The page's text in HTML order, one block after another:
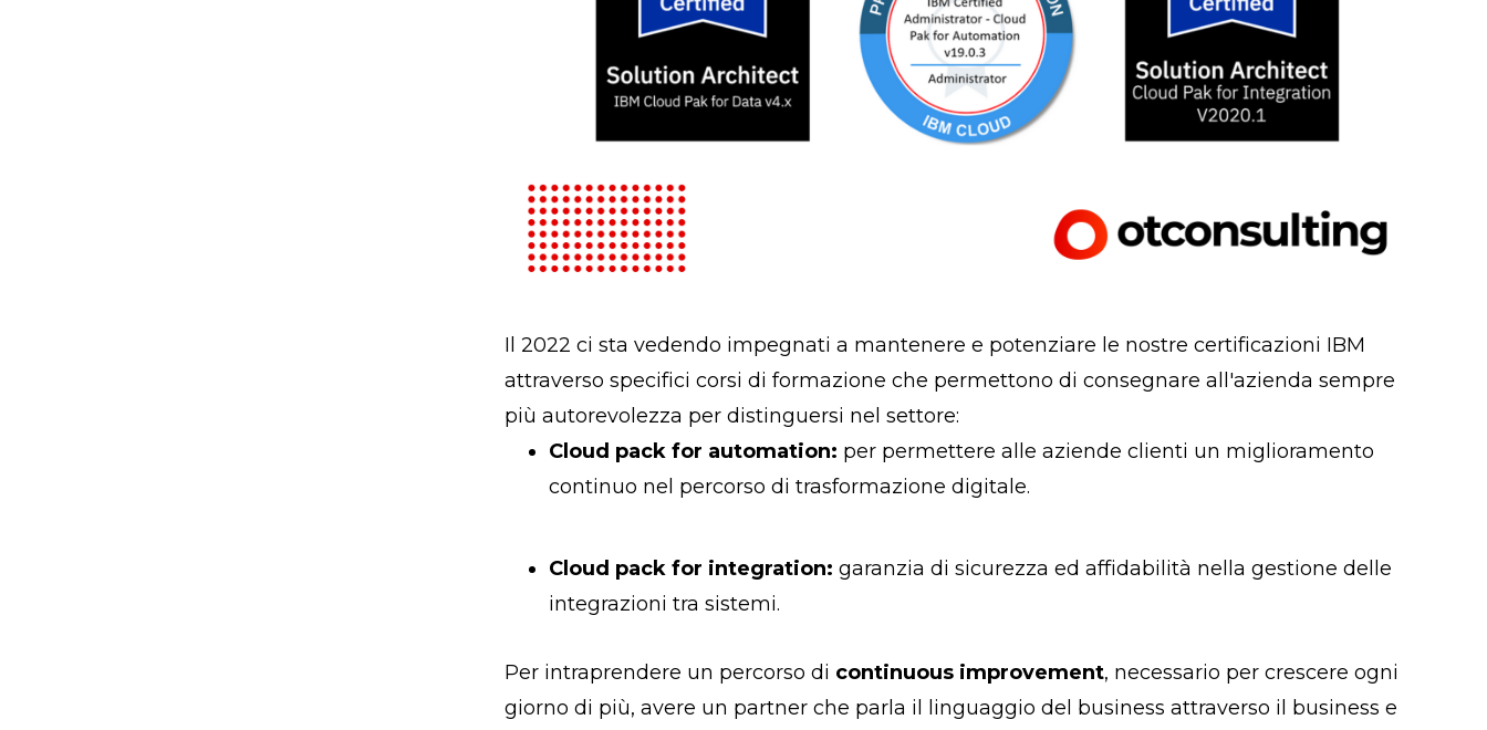
Il 2022 ci sta vedendo impegnati a mantenere e potenziare le nostre certificazioni IBM
attraverso specifici corsi di formazione che permettono di consegnare all'azienda sempre
più autorevolezza per distinguersi nel settore:
Cloud pack for automation: per permettere alle aziende clienti un miglioramento
continuo nel percorso di trasformazione digitale.
Cloud pack for integration: garanzia di sicurezza ed affidabilità nella gestione delle
integrazioni tra sistemi.
Per intraprendere un percorso di continuous improvement, necessario per crescere ogni
giorno di più, avere un partner che parla il linguaggio del business attraverso il business e